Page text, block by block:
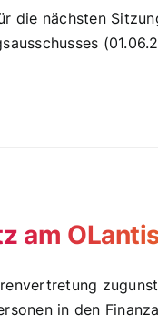
die nächsten
am
in den